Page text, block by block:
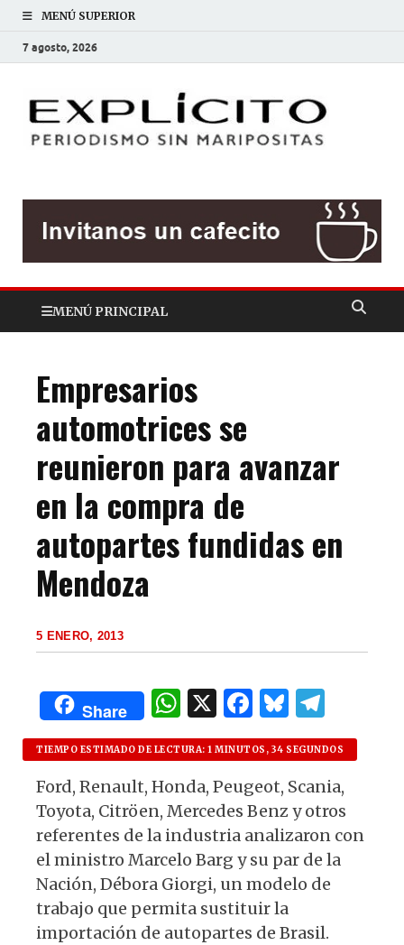
MENÚ SUPERIOR
7 agosto, 2026
MENÚ PRINCIPAL
Empresarios
automotrices se
reunieron para avanzar
en la compra de
autopartes fundidas en
Mendoza
5 ENERO, 2013
Share
W
h
at
s
A
p
p
X F
a
c
e
b
o
o
k
B
lu
es
k
y
el
e
g
ra
m
TIEMPO ESTIMADO DE LECTURA: 1 MINUTOS, 34 SEGUNDOS
Ford, Renault, Honda, Peugeot, Scania,
Toyota, Citröen, Mercedes Benz y otros
referentes de la industria analizaron con
el ministro Marcelo Barg y su par de la
Nación, Débora Giorgi, un modelo de
trabajo que permita sustituir la
importación de autopartes de Brasil.